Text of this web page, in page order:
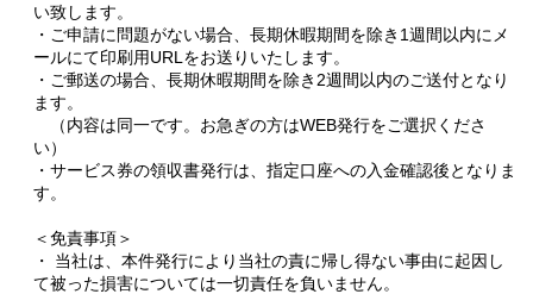
い致します。
・ご申請に問題がない場合、長期休暇期間を除き1週間以内にメ
ールにて印刷用URLをお送りいたします。
・ご郵送の場合、長期休暇期間を除き2週間以内のご送付となり
ます。
（内容は同一です。お急ぎの方はWEB発行をご選択くださ
い）
・サービス券の領収書発行は、指定口座への入金確認後となりま
す。
＜免責事項＞
・ 当社は、本件発行により当社の責に帰し得ない事由に起因し
て被った損害については一切責任を負いません。